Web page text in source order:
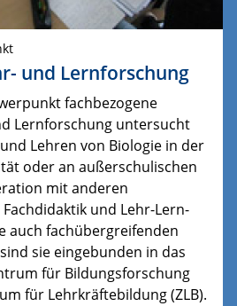
und Lernforschung
fachbezogene
Lernforschung untersucht
Lehren von Biologie in der
oder an außerschulischen
mit anderen
und Lehr-Lern-
auch fachübergreifenden
sie eingebunden in das
für Bildungsforschung
für Lehrkräftebildung (ZLB).